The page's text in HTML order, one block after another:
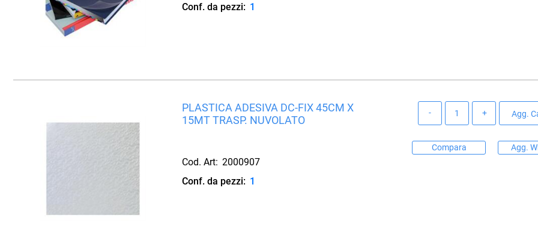
Conf. da pezzi: 1
PLASTICA ADESIVA DC-FIX 45CM X
15MT TRASP. NUVOLATO
Cod. Art: 2000907
Conf. da pezzi: 1
Agg.
Compara Agg.